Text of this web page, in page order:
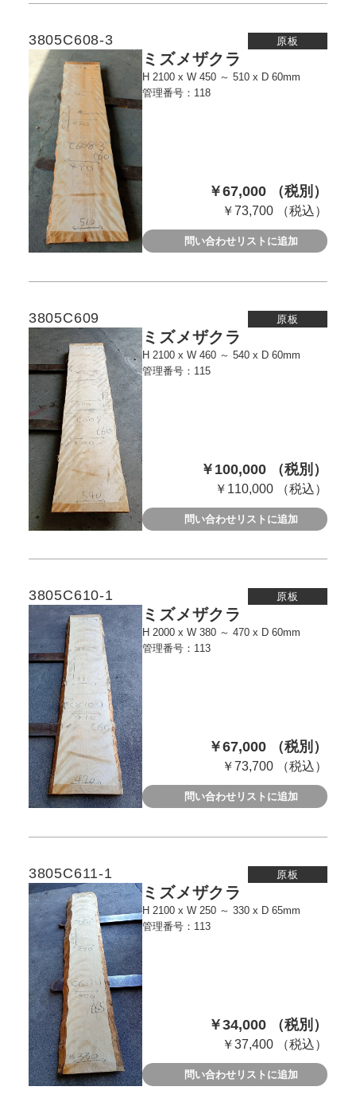
3805C608-3 原板
ミズメザクラ
H 2100 x W 450 ～ 510 x D 60mm
管理番号：118
￥67,000 （税別）
￥73,700 （税込）
問い合わせリストに追加
3805C609 原板
ミズメザクラ
H 2100 x W 460 ～ 540 x D 60mm
管理番号：115
￥100,000 （税別）
￥110,000 （税込）
問い合わせリストに追加
3805C610-1 原板
ミズメザクラ
H 2000 x W 380 ～ 470 x D 60mm
管理番号：113
￥67,000 （税別）
￥73,700 （税込）
問い合わせリストに追加
3805C611-1 原板
ミズメザクラ
H 2100 x W 250 ～ 330 x D 65mm
管理番号：113
￥34,000 （税別）
￥37,400 （税込）
問い合わせリストに追加